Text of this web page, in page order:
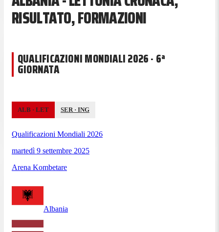
RISULTATO, FORMAZIONI
QUALIFICAZIONI MONDIALI 2026 · 6ª
GIORNATA
ALB · LET SER· ING
Qualificazioni Mondiali 2026
martedì 9 settembre 2025
Arena Kombetare
Albania